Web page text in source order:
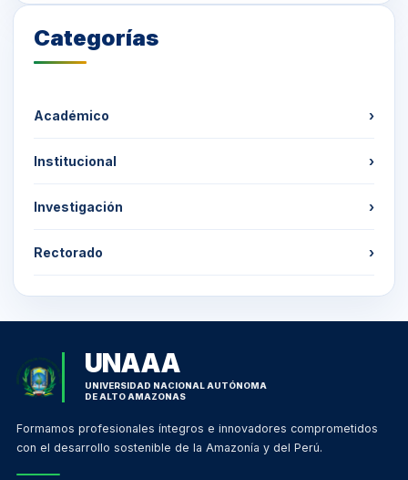
Categorías
Académico ›
Institucional ›
Investigación ›
Rectorado ›
UNAAA
UNIVERSIDAD NACIONAL AUTÓNOMA
DE ALTO AMAZONAS
Formamos profesionales íntegros e innovadores comprometidos
con el desarrollo sostenible de la Amazonía y del Perú.